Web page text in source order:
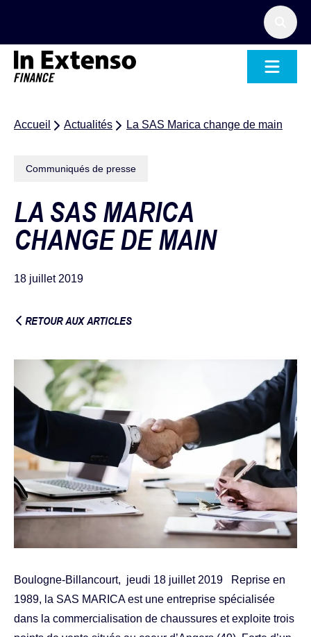
Accueil Actualités La SAS Marica change de main
Communiqués de presse
LA SAS MARICA
CHANGE DE MAIN
18 juillet 2019
RETOUR AUX ARTICLES
Boulogne-Billancourt, jeudi 18 juillet 2019 Reprise en
1989, la SAS MARICA est une entreprise spécialisée
dans la commercialisation de chaussures et exploite trois